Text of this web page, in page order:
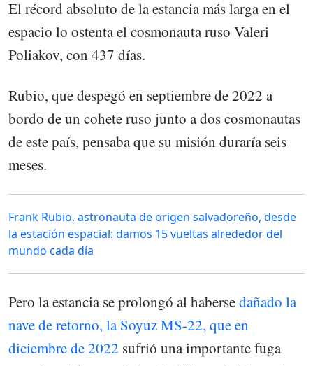
El récord absoluto de la estancia más larga en el
espacio lo ostenta el cosmonauta ruso Valeri
Poliakov, con 437 días.
Rubio, que despegó en septiembre de 2022 a
bordo de un cohete ruso junto a dos cosmonautas
de este país, pensaba que su misión duraría seis
meses.
Frank Rubio, astronauta de origen salvadoreño, desde
la estación espacial: damos 15 vueltas alrededor del
mundo cada día
Pero la estancia se prolongó al habersedañado la
nave de retorno, la Soyuz MS-22, que en
diciembre de 2022 sufrió una importante fuga